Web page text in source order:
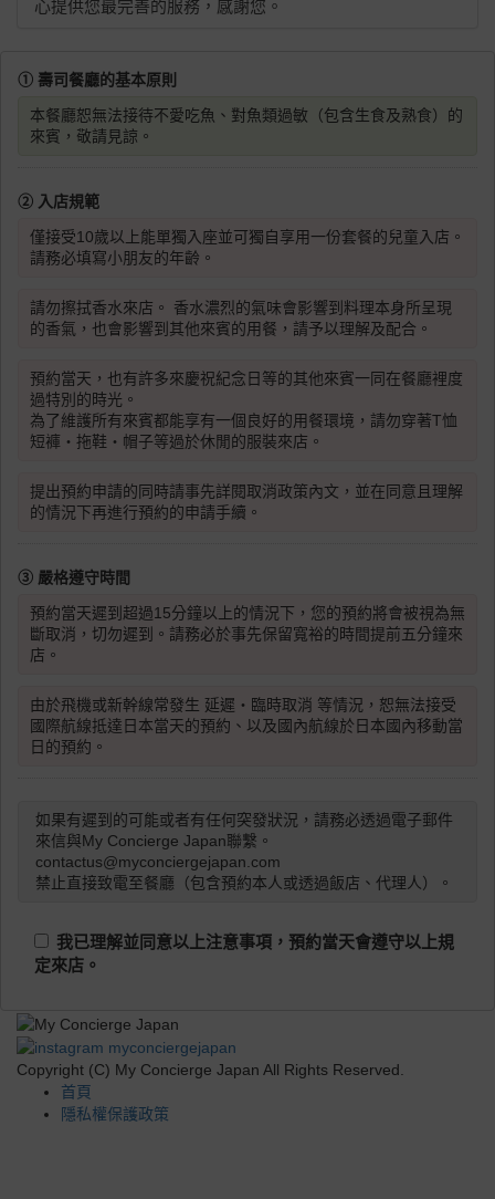
心提供您最完善的服務，感謝您。
① 壽司餐廳的基本原則
本餐廳恕無法接待不愛吃魚、對魚類過敏（包含生食及熟食）的
來賓，敬請見諒。
② 入店規範
僅接受10歲以上能單獨入座並可獨自享用一份套餐的兒童入店。
請務必填寫小朋友的年齡。
請勿擦拭香水來店。 香水濃烈的氣味會影響到料理本身所呈現
的香氣，也會影響到其他來賓的用餐，請予以理解及配合。
預約當天，也有許多來慶祝紀念日等的其他來賓一同在餐廳裡度
過特別的時光。
為了維護所有來賓都能享有一個良好的用餐環境，請勿穿著T恤
短褲・拖鞋・帽子等過於休閒的服裝來店。
提出預約申請的同時請事先詳閱取消政策內文，並在同意且理解
的情況下再進行預約的申請手續。
③ 嚴格遵守時間
預約當天遲到超過15分鐘以上的情況下，您的預約將會被視為無
斷取消，切勿遲到。請務必於事先保留寬裕的時間提前五分鐘來
店。
由於飛機或新幹線常發生 延遲・臨時取消 等情況，恕無法接受
國際航線抵達日本當天的預約、以及國內航線於日本國內移動當
日的預約。
如果有遲到的可能或者有任何突發狀況，請務必透過電子郵件
來信與My Concierge Japan聯繫。
contactus@myconciergejapan.com
禁止直接致電至餐廳（包含預約本人或透過飯店、代理人）。
我已理解並同意以上注意事項，預約當天會遵守以上規
定來店。
Copyright (C) My Concierge Japan All Rights Reserved.
首頁
隱私權保護政策